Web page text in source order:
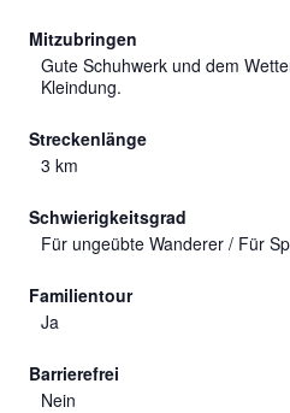
Mitzubringen
Gute Schuhwerk und dem
Kleindung.
Streckenlänge
3 km
Schwierigkeitsgrad
Für ungeübte Wanderer / Für
Familientour
Ja
Barrierefrei
Nein